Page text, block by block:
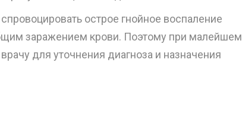
острое гнойное воспаление
заражением крови. Поэтому при малейшем
для уточнения диагноза и назначения